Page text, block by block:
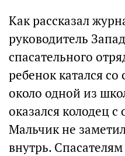
Как рассказал
руководитель
спасательного
ребенок катался
около одной из
оказался колодец
Мальчик не
внутрь.